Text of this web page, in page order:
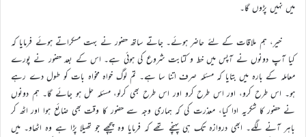
میں نہیں پڑوں گا۔
خیر، ہم ملاقات کے لئے حاضر ہوئے۔ جاتے ساتھ حضور نے بہت مسکراتے ہوئے فرمایا کہ
کیا آپ دونوں نے آپس میں خط و کتابت شروع کی ہوئی ہے۔ اس کے بعد حضور نے پورے
معاملہ کے بارہ میں بتایا کہ مسئلہ صرف اتنا سا ہے۔ تم لوگ خواہ مخواہ بات کو طول دے رہے
ہو۔ اس طرح کرو، اور اس طرح کرو اور اس طرح بھی کرلو، مسئلہ حل ہو جائے گا۔ ہم دونوں
نے حضور کا شکریہ ادا کیا، معذرت کی کہ ہماری وجہ سے حضور کا وقت بھی ضائع ہوا اور اٹھ کر
باہر آنے لگے۔ ابھی دروازہ تک ہی پہنچے تھے کہ فرمایا وہ پیچھے جو تھیلا پڑا ہے وہ اٹھاو۔ میں